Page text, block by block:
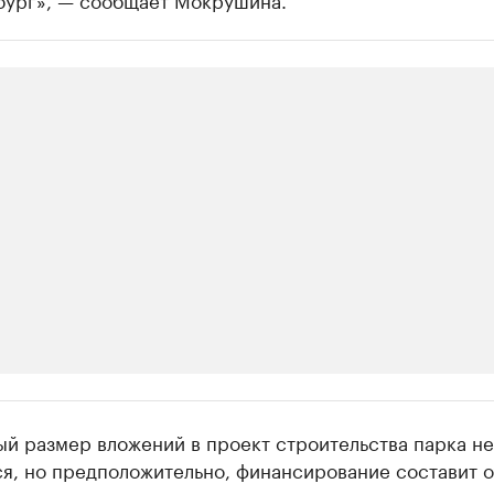
производители и продавцы медийной
размер вложений в проект строительства парка не
но предположительно, финансирование составит